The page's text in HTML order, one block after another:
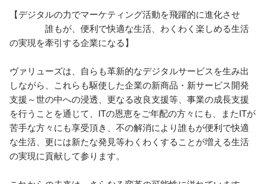
【デジタルの力でマーケティング活動を飛躍的に進化させ
誰もが、便利で快適な生活、わくわく楽しめる生活
の実現を牽引する企業になる】
ヴァリューズは、自らも革新的なデジタルサービスを生み出
しながら、これらも駆使した企業の新商品・新サービス開発
支援～世の中への浸透、更なる改良支援等、事業の成長支援
を行うことを通じて、ITの恩恵をご年配の方々にも、またITが
苦手な方々にも享受頂き、不の解消により誰もが便利で快適
な生活、更には新たな発見等わくわくすることが増える生活
の実現に貢献して参ります。